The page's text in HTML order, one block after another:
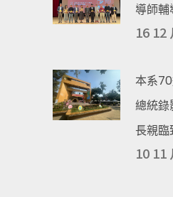
導師
16 12
本系
總統錄
長親臨
10 11